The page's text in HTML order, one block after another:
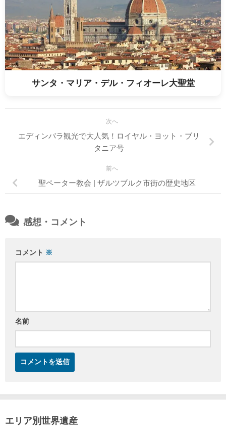
サンタ・マリア・デル・フィオーレ大聖堂
次へ
エディンバラ観光で大人気！ロイヤル・ヨット・ブリ
タニア号
前へ
聖ペーター教会 | ザルツブルク市街の歴史地区
感想・コメント
コメント ※
名前
エリア別世界遺産